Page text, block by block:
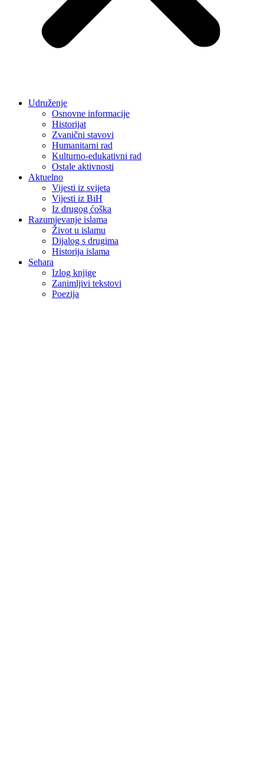
Udruženje
Osnovne informacije
Historijat
Zvanični stavovi
Humanitarni rad
Kulturno-edukativni rad
Ostale aktivnosti
Aktuelno
Vijesti iz svijeta
Vijesti iz BiH
Iz drugog ćoška
Razumjevanje islama
Život u islamu
Dijalog s drugima
Historija islama
Sehara
Izlog knjige
Zanimljivi tekstovi
Poezija